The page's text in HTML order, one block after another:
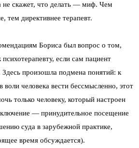
не скажет, что делать — миф. Чем
тем директивнее терапевт.
Бориса был вопрос о том,
психотерапевту, если сам пациент
Здесь произошла подмена понятий: к
воли человека вести бессмысленно, этот
только человеку, который настроен
— принудительное посещение
суда в зарубежной практике,
время обсуждается).